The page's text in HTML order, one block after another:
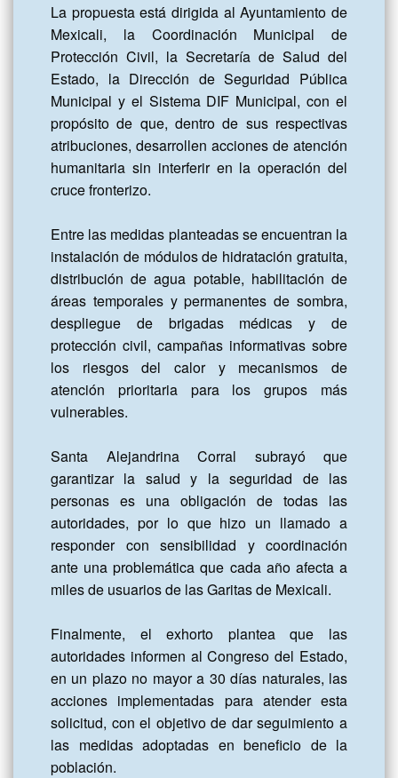
La propuesta está dirigida al Ayuntamiento de
Mexicali, la Coordinación Municipal de
Protección Civil, la Secretaría de Salud del
Estado, la Dirección de Seguridad Pública
Municipal y el Sistema DIF Municipal, con el
propósito de que, dentro de sus respectivas
atribuciones, desarrollen acciones de atención
humanitaria sin interferir en la operación del
cruce fronterizo.
Entre las medidas planteadas se encuentran la
instalación de módulos de hidratación gratuita,
distribución de agua potable, habilitación de
áreas temporales y permanentes de sombra,
despliegue de brigadas médicas y de
protección civil, campañas informativas sobre
los riesgos del calor y mecanismos de
atención prioritaria para los grupos más
vulnerables.
Santa Alejandrina Corral subrayó que
garantizar la salud y la seguridad de las
personas es una obligación de todas las
autoridades, por lo que hizo un llamado a
responder con sensibilidad y coordinación
ante una problemática que cada año afecta a
miles de usuarios de las Garitas de Mexicali.
Finalmente, el exhorto plantea que las
autoridades informen al Congreso del Estado,
en un plazo no mayor a 30 días naturales, las
acciones implementadas para atender esta
solicitud, con el objetivo de dar seguimiento a
las medidas adoptadas en beneficio de la
población.